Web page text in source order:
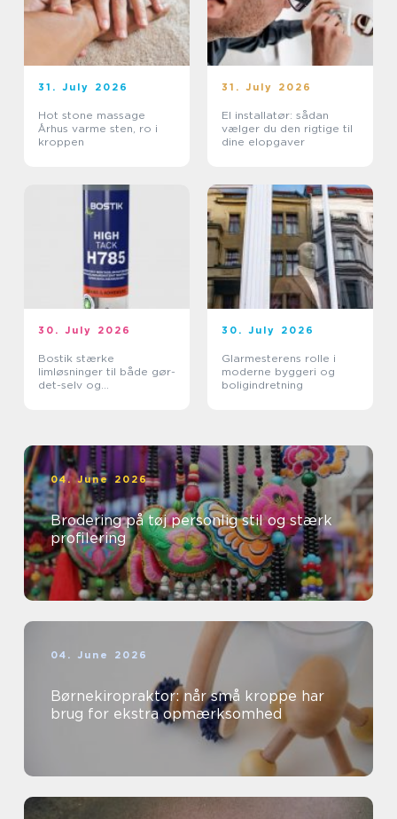
31. July 2026
Hot stone massage
Århus varme sten, ro i
kroppen
31. July 2026
El installatør: sådan
vælger du den rigtige til
dine elopgaver
30. July 2026
Bostik stærke
limløsninger til både gør-
det-selv og
30. July 2026
Glarmesterens rolle i
moderne byggeri og
boligindretning
04. June 2026
Brodering på tøj personlig stil og stærk
profilering
04. June 2026
Børnekiropraktor: når små kroppe har
brug for ekstra opmærksomhed